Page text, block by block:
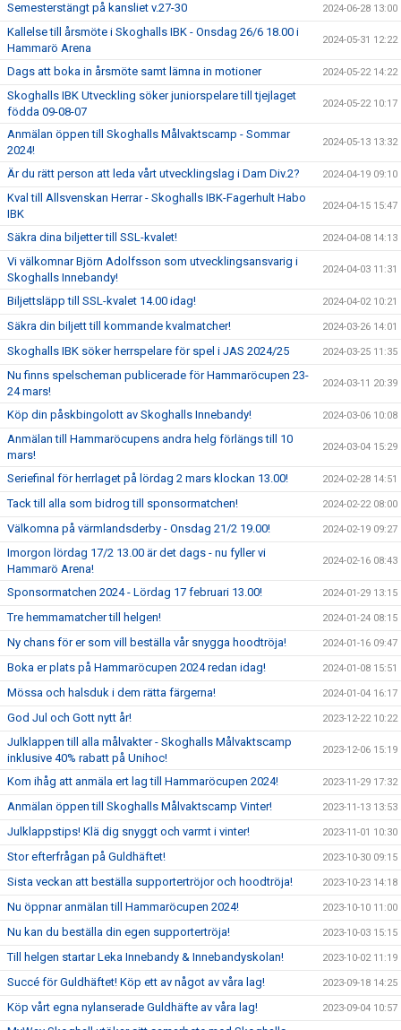
Semesterstängt på kansliet v.27-30 2024-06-28 13:00
Kallelse till årsmöte i Skoghalls IBK - Onsdag 26/6 18.00 i
Hammarö Arena
2024-05-31 12:22
Dags att boka in årsmöte samt lämna in motioner 2024-05-22 14:22
Skoghalls IBK Utveckling söker juniorspelare till tjejlaget
födda 09-08-07
2024-05-22 10:17
Anmälan öppen till Skoghalls Målvaktscamp - Sommar
2024!
2024-05-13 13:32
Är du rätt person att leda vårt utvecklingslag i Dam Div.2? 2024-04-19 09:10
Kval till Allsvenskan Herrar - Skoghalls IBK-Fagerhult Habo
IBK
2024-04-15 15:47
Säkra dina biljetter till SSL-kvalet! 2024-04-08 14:13
Vi välkomnar Björn Adolfsson som utvecklingsansvarig i
Skoghalls Innebandy!
2024-04-03 11:31
Biljettsläpp till SSL-kvalet 14.00 idag! 2024-04-02 10:21
Säkra din biljett till kommande kvalmatcher! 2024-03-26 14:01
Skoghalls IBK söker herrspelare för spel i JAS 2024/25 2024-03-25 11:35
Nu finns spelscheman publicerade för Hammaröcupen 23-
24 mars!
2024-03-11 20:39
Köp din påskbingolott av Skoghalls Innebandy! 2024-03-06 10:08
Anmälan till Hammaröcupens andra helg förlängs till 10
mars!
2024-03-04 15:29
Seriefinal för herrlaget på lördag 2 mars klockan 13.00! 2024-02-28 14:51
Tack till alla som bidrog till sponsormatchen! 2024-02-22 08:00
Välkomna på värmlandsderby - Onsdag 21/2 19.00! 2024-02-19 09:27
Imorgon lördag 17/2 13.00 är det dags - nu fyller vi
Hammarö Arena!
2024-02-16 08:43
Sponsormatchen 2024 - Lördag 17 februari 13.00! 2024-01-29 13:15
Tre hemmamatcher till helgen! 2024-01-24 08:15
Ny chans för er som vill beställa vår snygga hoodtröja! 2024-01-16 09:47
Boka er plats på Hammaröcupen 2024 redan idag! 2024-01-08 15:51
Mössa och halsduk i dem rätta färgerna! 2024-01-04 16:17
God Jul och Gott nytt år! 2023-12-22 10:22
Julklappen till alla målvakter - Skoghalls Målvaktscamp
inklusive 40% rabatt på Unihoc!
2023-12-06 15:19
Kom ihåg att anmäla ert lag till Hammaröcupen 2024! 2023-11-29 17:32
Anmälan öppen till Skoghalls Målvaktscamp Vinter! 2023-11-13 13:53
Julklappstips! Klä dig snyggt och varmt i vinter! 2023-11-01 10:30
Stor efterfrågan på Guldhäftet! 2023-10-30 09:15
Sista veckan att beställa supportertröjor och hoodtröja! 2023-10-23 14:18
Nu öppnar anmälan till Hammaröcupen 2024! 2023-10-10 11:00
Nu kan du beställa din egen supportertröja! 2023-10-03 15:15
Till helgen startar Leka Innebandy & Innebandyskolan! 2023-10-02 11:19
Succé för Guldhäftet! Köp ett av något av våra lag! 2023-09-18 14:25
Köp vårt egna nylanserade Guldhäfte av våra lag! 2023-09-04 10:57